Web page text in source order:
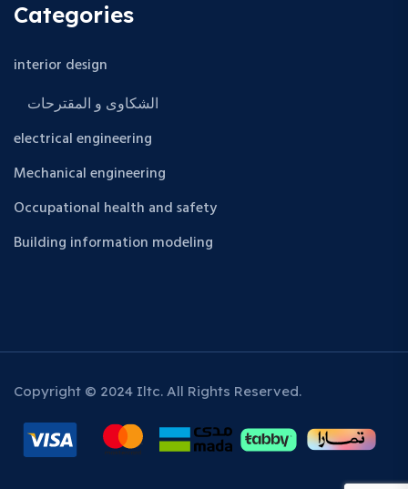
Categories
interior design
الشكاوى و المقترحات
electrical engineering
Mechanical engineering
Occupational health and safety
Building information modeling
Copyright © 2024 Iltc. All Rights Reserved.